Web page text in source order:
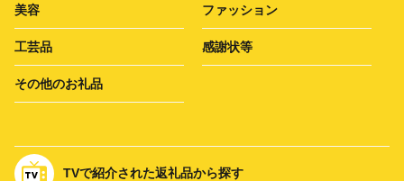
美容 ファッション
工芸品 感謝状等
その他のお礼品
TVで紹介された返礼品から探す